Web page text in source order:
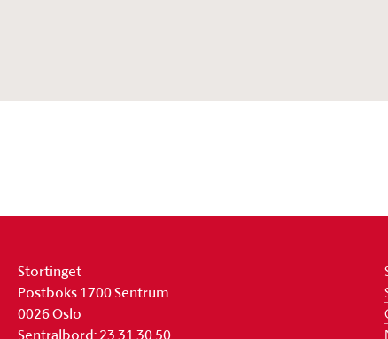
Stortinget
Postboks 1700 Sentrum
0026 Oslo
Sentralbord: 23 31 30 50